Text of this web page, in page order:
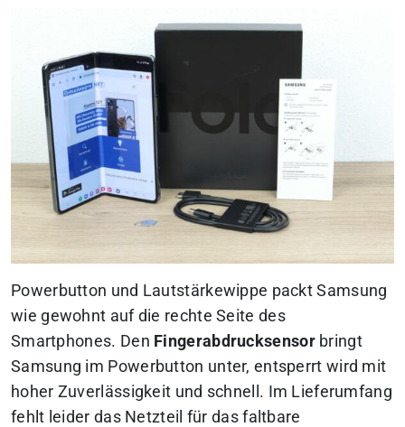
Powerbutton und Lautstärkewippe packt Samsung
wie gewohnt auf die rechte Seite des
Smartphones. Den Fingerabdrucksensorbringt
Samsung im Powerbutton unter, entsperrt wird mit
hoher Zuverlässigkeit und schnell. Im Lieferumfang
fehlt leider das Netzteil für das faltbare